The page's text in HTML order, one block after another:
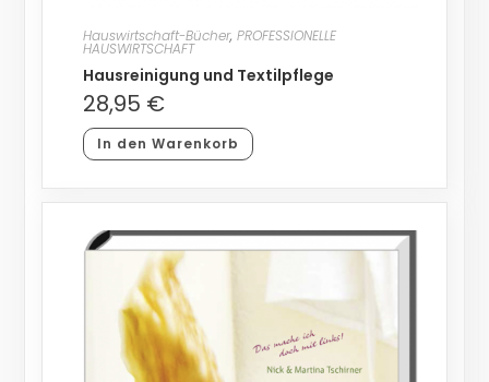
Hauswirtschaft-Bücher, PROFESSIONELLE
HAUSWIRTSCHAFT
Hausreinigung und Textilpflege
28,95 €
In den Warenkorb